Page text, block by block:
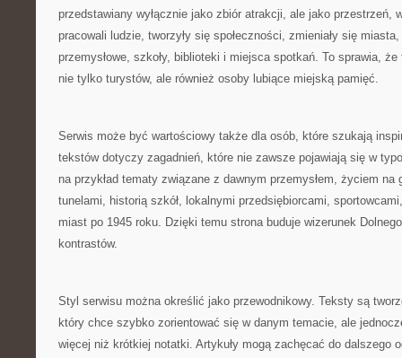
przedstawiany wyłącznie jako zbiór atrakcji, ale jako przestrzeń,
pracowali ludzie, tworzyły się społeczności, zmieniały się miasta,
przemysłowe, szkoły, biblioteki i miejsca spotkań. To sprawia,
nie tylko turystów, ale również osoby lubiące miejską pamięć.
Serwis może być wartościowy także dla osób, które szukają
tekstów dotyczy zagadnień, które nie zawsze pojawiają się w
na przykład tematy związane z dawnym przemysłem, życiem na
tunelami, historią szkół, lokalnymi przedsiębiorcami,
miast po 1945 roku. Dzięki temu strona buduje wizerunek
kontrastów.
Styl serwisu można określić jako przewodnikowy. Teksty są
który chce szybko zorientować się w danym temacie, ale
więcej niż krótkiej notatki. Artykuły mogą zachęcać do dalszego